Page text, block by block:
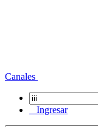
Canales
Ingresar